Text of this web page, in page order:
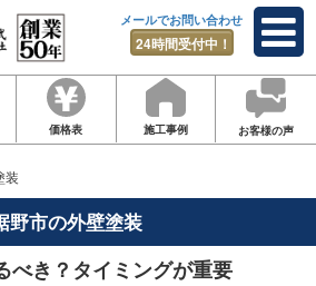
メールでお問い合わせ
24時間受付中！
価格表 施工事例 お客様の声
装
野市の外壁塗装
べき？タイミングが重要